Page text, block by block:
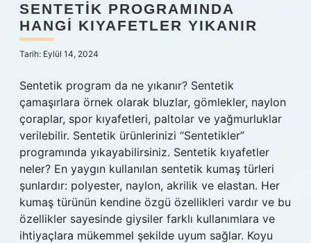
SENTETIK PROGRAMINDA
HANGI KIYAFETLER YIKANIR
Tarih: Eylül 14, 2024
Sentetik program da ne yıkanır? Sentetik
çamaşırlara örnek olarak bluzlar, gömlekler, naylon
çoraplar, spor kıyafetleri, paltolar ve yağmurluklar
verilebilir. Sentetik ürünlerinizi “Sentetikler”
programında yıkayabilirsiniz. Sentetik kıyafetler
neler? En yaygın kullanılan sentetik kumaş türleri
şunlardır: polyester, naylon, akrilik ve elastan. Her
kumaş türünün kendine özgü özellikleri vardır ve bu
özellikler sayesinde giysiler farklı kullanımlara ve
ihtiyaçlara mükemmel şekilde uyum sağlar. Koyu